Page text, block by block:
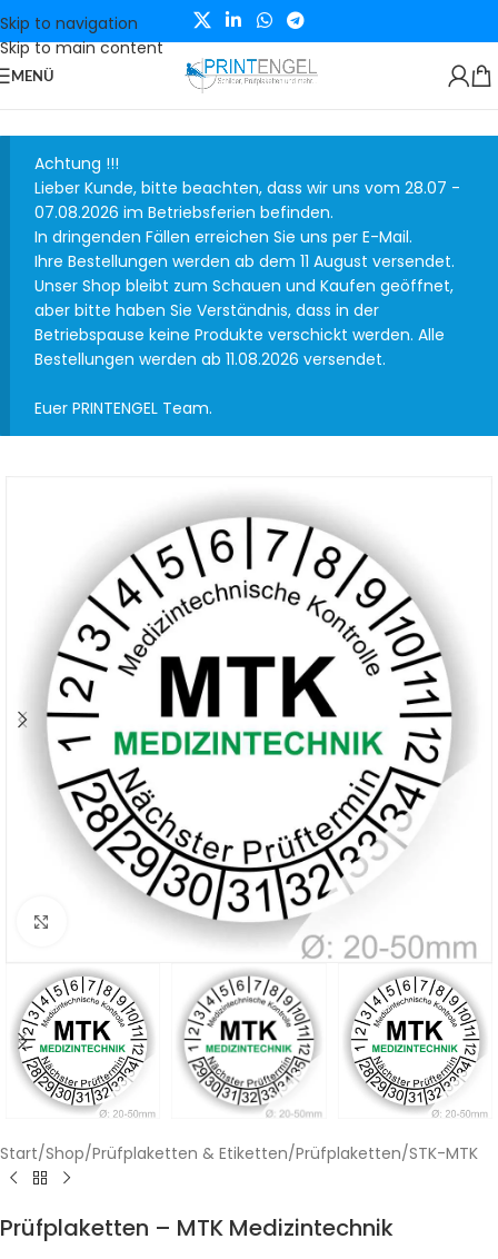
Skip to navigation
Skip to main content
MENÜ
Achtung !!!
Lieber Kunde, bitte beachten, dass wir uns vom 28.07 -
07.08.2026 im Betriebsferien befinden.
In dringenden Fällen erreichen Sie uns per E-Mail.
Ihre Bestellungen werden ab dem 11 August versendet.
Unser Shop bleibt zum Schauen und Kaufen geöffnet,
aber bitte haben Sie Verständnis, dass in der
Betriebspause keine Produkte verschickt werden. Alle
Bestellungen werden ab 11.08.2026 versendet.
Euer PRINTENGEL Team.
Klicken zum Vergrößern
Start/Shop/Prüfplaketten & Etiketten/Prüfplaketten/STK-MTK
Prüfplaketten – MTK Medizintechnik